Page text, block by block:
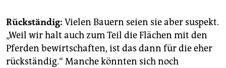
Rückständig: Vielen Bauern seien sie aber suspekt.
„Weil wir halt auch zum Teil die Flächen mit den
Pferden bewirtschaften, ist das dann für die eher
rückständig.“ Manche könnten sich noch